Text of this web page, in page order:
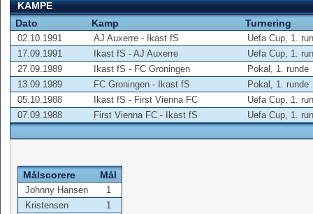
KAMPE
Dato
Kamp Turnering
02.10.1991 AJ Auxerre - Ikast fS
Uefa Cup, 1.
17.09.1991
Ikast fS - AJ Auxerre
Uefa Cup, 1.
27.09.1989
Ikast fS - FC Groningen
Pokal, 1. runde
13.09.1989
FC Groningen - Ikast fS
Pokal, 1. runde
05.10.1988
Ikast fS - First Vienna FC
Uefa Cup, 1.
07.09.1988
First Vienna FC - Ikast fS Uefa Cup, 1.
Målscorere Mål
Johnny Hansen
1
Kristensen
1